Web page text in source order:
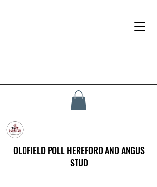
OLDFIELD POLL HEREFORD AND ANGUS
STUD